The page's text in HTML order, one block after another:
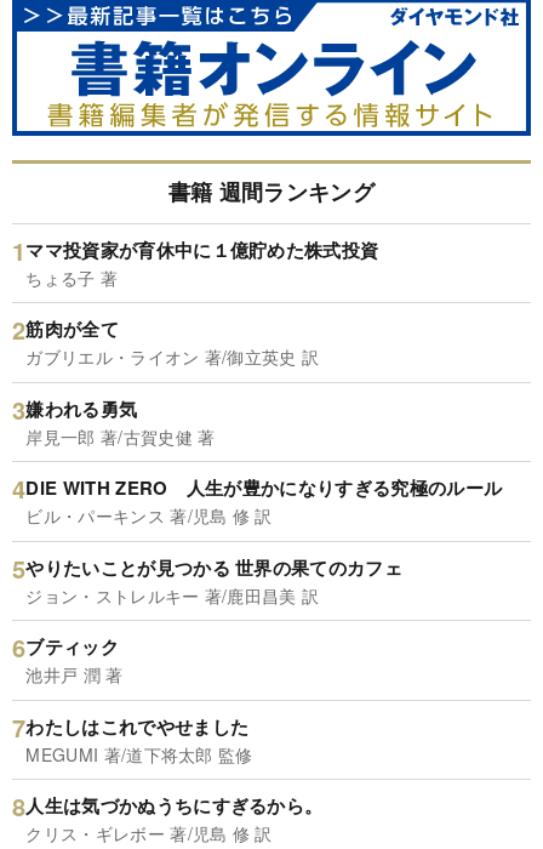
書籍 週間ランキング
ママ投資家が育休中に１億貯めた株式投資
ちょる子 著
筋肉が全て
ガブリエル・ライオン 著/御立英史 訳
嫌われる勇気
岸見一郎 著/古賀史健 著
DIE WITH ZERO 人生が豊かになりすぎる究極のルール
ビル・パーキンス 著/児島 修 訳
やりたいことが見つかる 世界の果てのカフェ
ジョン・ストレルキー 著/鹿田昌美 訳
ブティック
池井戸 潤 著
わたしはこれでやせました
MEGUMI 著/道下将太郎 監修
人生は気づかぬうちにすぎるから。
クリス・ギレボー 著/児島 修 訳